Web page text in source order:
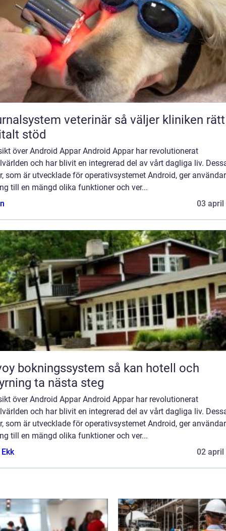
veterinär så väljer kliniken rätt
stöd
över Android Appar Android Appar har revolutionerat
och har blivit en integrerad del av vårt dagliga liv.
som är utvecklade för operativsystemet Android, ger
till en mängd olika funktioner och ver...
03 april
så kan hotell och
ta nästa steg
över Android Appar Android Appar har revolutionerat
och har blivit en integrerad del av vårt dagliga liv.
som är utvecklade för operativsystemet Android, ger
till en mängd olika funktioner och ver...
02 april